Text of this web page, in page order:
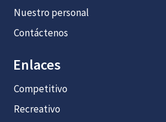
Nuestro personal
Contáctenos
Enlaces
Competitivo
Recreativo